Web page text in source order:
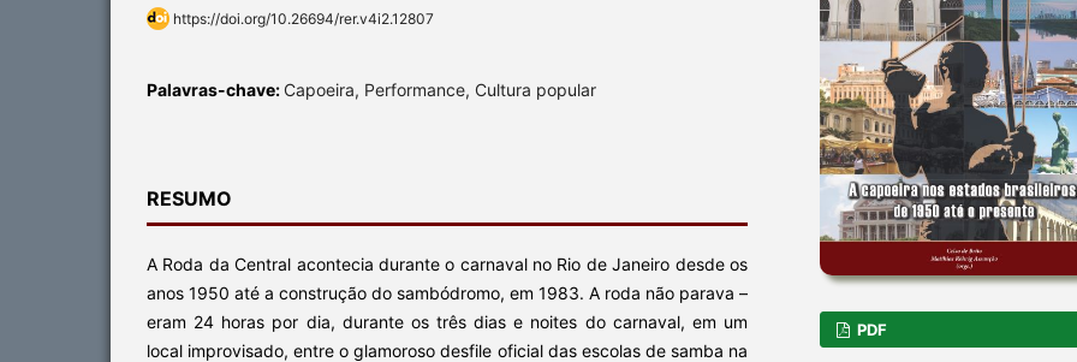
https://doi.org/10.26694/rer.v4i2.12807
Palavras-chave: Capoeira, Performance, Cultura popular
RESUMO
A Roda da Central acontecia durante o carnaval no Rio de Janeiro desde os
anos 1950 até a construção do sambódromo, em 1983. A roda não parava –
eram 24 horas por dia, durante os três dias e noites do carnaval, em um
local improvisado, entre o glamoroso desfile oficial das escolas de samba na
PDF